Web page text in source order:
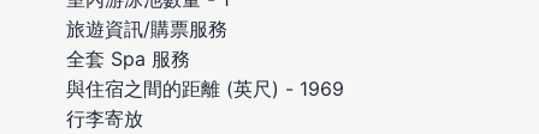
旅遊資訊/購票服務
全套 Spa 服務
與住宿之間的距離 (英尺) - 1969
行李寄放